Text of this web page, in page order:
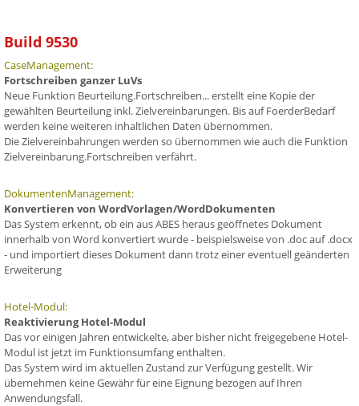
Build 9530
CaseManagement:
Fortschreiben ganzer LuVs
Neue Funktion Beurteilung.Fortschreiben... erstellt eine Kopie der
gewählten Beurteilung inkl. Zielvereinbarungen. Bis auf FoerderBedarf
werden keine weiteren inhaltlichen Daten übernommen.
Die Zielvereinbahrungen werden so übernommen wie auch die Funktion
Zielvereinbarung.Fortschreiben verfährt.
DokumentenManagement:
Konvertieren von WordVorlagen/WordDokumenten
Das System erkennt, ob ein aus ABES heraus geöffnetes Dokument
innerhalb von Word konvertiert wurde - beispielsweise von .doc auf .docx
- und importiert dieses Dokument dann trotz einer eventuell geänderten
Erweiterung
Hotel-Modul:
Reaktivierung Hotel-Modul
Das vor einigen Jahren entwickelte, aber bisher nicht freigegebene Hotel-
Modul ist jetzt im Funktionsumfang enthalten.
Das System wird im aktuellen Zustand zur Verfügung gestellt. Wir
übernehmen keine Gewähr für eine Eignung bezogen auf Ihren
Anwendungsfall.